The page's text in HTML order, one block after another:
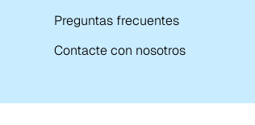
Preguntas frecuentes
Contacte con nosotros